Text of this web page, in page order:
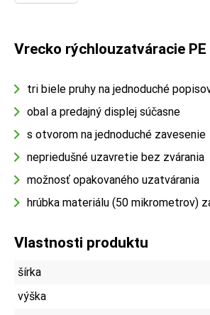
Vrecko rýchlouzatváracie
tri biele pruhy na jednoduché
obal a predajný displej súčasne
s otvorom na jednoduché zavesenie
nepriedušné uzavretie bez zvárania
možnosť opakovaného uzatvárania
hrúbka materiálu (50 mikrometrov)
Vlastnosti produktu
šírka
výška